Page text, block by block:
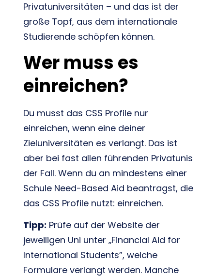
Privatuniversitäten – und das ist der
große Topf, aus dem internationale
Studierende schöpfen können.
Wer muss es
einreichen?
Du musst das CSS Profile nur
einreichen, wenn eine deiner
Zieluniversitäten es verlangt. Das ist
aber bei fast allen führenden Privatunis
der Fall. Wenn du an mindestens einer
Schule Need-Based Aid beantragst, die
das CSS Profile nutzt: einreichen.
Tipp: Prüfe auf der Website der
jeweiligen Uni unter „Financial Aid for
International Students”, welche
Formulare verlangt werden. Manche